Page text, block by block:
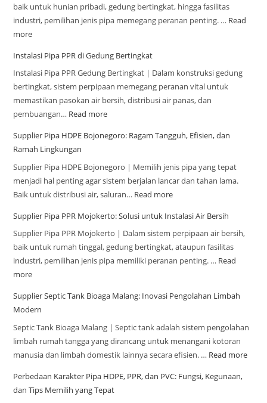
baik untuk hunian pribadi, gedung bertingkat, hingga fasilitas
industri, pemilihan jenis pipa memegang peranan penting. … Read
more
Instalasi Pipa PPR di Gedung Bertingkat
Instalasi Pipa PPR Gedung Bertingkat | Dalam konstruksi gedung
bertingkat, sistem perpipaan memegang peranan vital untuk
memastikan pasokan air bersih, distribusi air panas, dan
pembuangan… Read more
Supplier Pipa HDPE Bojonegoro: Ragam Tangguh, Efisien, dan
Ramah Lingkungan
Supplier Pipa HDPE Bojonegoro | Memilih jenis pipa yang tepat
menjadi hal penting agar sistem berjalan lancar dan tahan lama.
Baik untuk distribusi air, saluran… Read more
Supplier Pipa PPR Mojokerto: Solusi untuk Instalasi Air Bersih
Supplier Pipa PPR Mojokerto | Dalam sistem perpipaan air bersih,
baik untuk rumah tinggal, gedung bertingkat, ataupun fasilitas
industri, pemilihan jenis pipa memiliki peranan penting. … Read
more
Supplier Septic Tank Bioaga Malang: Inovasi Pengolahan Limbah
Modern
Septic Tank Bioaga Malang | Septic tank adalah sistem pengolahan
limbah rumah tangga yang dirancang untuk menangani kotoran
manusia dan limbah domestik lainnya secara efisien. … Read more
Perbedaan Karakter Pipa HDPE, PPR, dan PVC: Fungsi, Kegunaan,
dan Tips Memilih yang Tepat